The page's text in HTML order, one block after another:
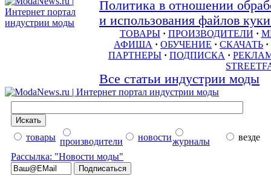
Политика в отношении
и использования файлов
ТОВАРЫ · ПРОИЗВОДИТЕЛИ ·
АФИША · ОБУЧЕНИЕ · СКАЧАТЬ ·
ПАРТНЕРЫ · ПОДПИСКА ·
Все статьи индустрии моды
товары производители новостижурналы
везде
Рассылка: "Новости моды"